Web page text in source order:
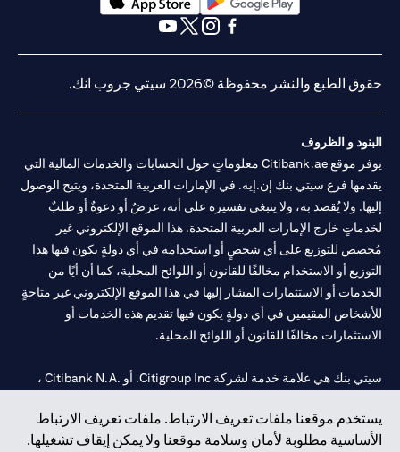
يستخدم موقعنا ملفات تعريف الارتباط. ملفات تعريف الارتباط
الأساسية مطلوبة لأمان وسلامة موقعنا ولا يمكن إيقاف تشغيلها.
(opens in a new tab)
حقوق الطبع والنشر محفوظة ©2026 سيتي جروب انك.
البنود و الظروف
يوفر موقع Citibank.ae معلوماتٍ حول الحسابات والخدمات المالية التي
يقدمها فرع سيتي بنك إن.إيه. في الإمارات العربية المتحدة، ويتيح الوصول
إليها. ولا يُقصد به، ولا ينبغي تفسيره على أنه، عرضٌ أو دعوةٌ أو طلبٌ
لخدماتٍ خارج الإمارات العربية المتحدة. هذا الموقع الإلكتروني غير
مُخصص للتوزيع على أي شخصٍ أو استخدامه في أي دولةٍ يكون فيها هذا
التوزيع أو الاستخدام مخالفًا للقانون أو اللوائح المحلية، كما أن أيًا من
الخدمات أو الاستثمارات المشار إليها في هذا الموقع الإلكتروني غير متاحةٍ
للأشخاص المقيمين في أي دولةٍ يكون فيها تقديم هذه الخدمات أو
الاستثمارات مخالفًا للقانون أو اللوائح المحلية.
سيتي بنك هي علامة خدمة لشركة Citigroup Inc. أو .Citibank N.A ،
سيتي بنك إن. إيه. الإمارات مسجل لدى مصرف الإمارات المركزي تحت